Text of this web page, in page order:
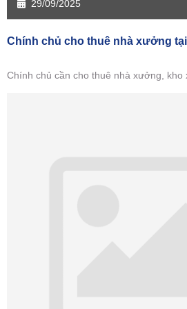
29/09/2025
Chính chủ cho thuê nhà xưởng
Chính chủ cần cho thuê nhà xưởng, kho